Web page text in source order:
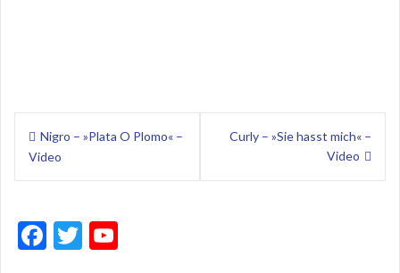
Beitragsnavigation
Nigro – »Plata O Plomo« –
Video
Curly – »Sie hasst mich« –
Video
F
T